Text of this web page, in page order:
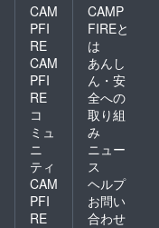
CAM
PFI
RE
CAM
PFI
RE
コ
ミュ
ニ
ティ
CAM
PFI
RE
CAMP
FIREと
は
あんし
ん・安
全への
取り組
み
ニュー
ス
ヘルプ
お問い
合わせ